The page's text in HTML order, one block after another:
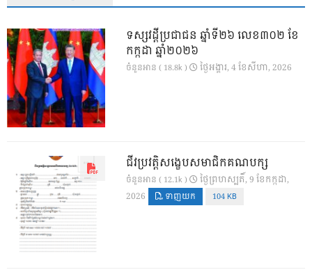
ទស្សវដ្តីប្រជាជន ឆ្នាំទី២៦ លេខ៣០២ ខែ
កក្កដា ឆ្នាំ២០២៦
ចំនួនអាន ( 18.8k ) ថ្ងៃ​អង្គារ, 4 ខែ​សីហា, 2026
ជីវប្រវត្តិសង្ខេបសមាជិកគណបក្ស
ចំនួនអាន ( 12.1k )
ថ្ងៃ​ព្រហស្បតិ៍, 9 ខែ​កក្កដា,
2026
ទាញយក 104 KB